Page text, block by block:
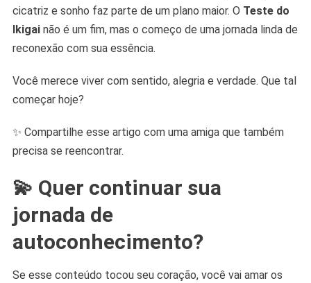
cicatriz e sonho faz parte de um plano maior. O Teste do
Ikigainão é um fim, mas o começo de uma jornada linda de
reconexão com sua essência.
Você merece viver com sentido, alegria e verdade. Que tal
começar hoje?
✨ Compartilhe esse artigo com uma amiga que também
precisa se reencontrar.
💫 Quer continuar sua
jornada de
autoconhecimento?
Se esse conteúdo tocou seu coração, você vai amar os